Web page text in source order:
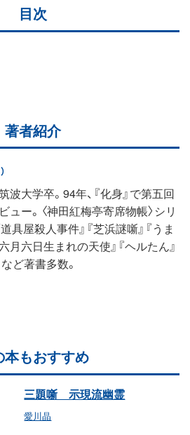
目次
著者紹介
大学卒。94年、『化身』で第五回
ー。〈神田紅梅亭寄席物帳〉シリ
具屋殺人事件』『芝浜謎噺』『うま
月六日生まれの天使』『ヘルたん』
ど著書多数。
本もおすすめ
三題噺 示現流幽霊
愛川晶